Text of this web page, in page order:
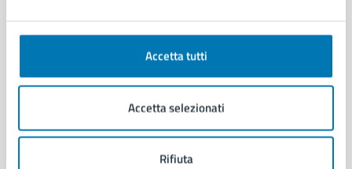
Accetta tutti
Accetta selezionati
Rifiuta
Documenti e certificati
Imprese e commercio
Salute, benessere e assistenza
Servizi Cimiteriali
Vita lavorativa